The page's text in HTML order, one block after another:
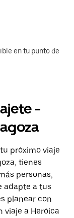
en tu punto de
-
próximo viaje
tienes
personas,
adapte a tus
planear con
viaje a Heróica